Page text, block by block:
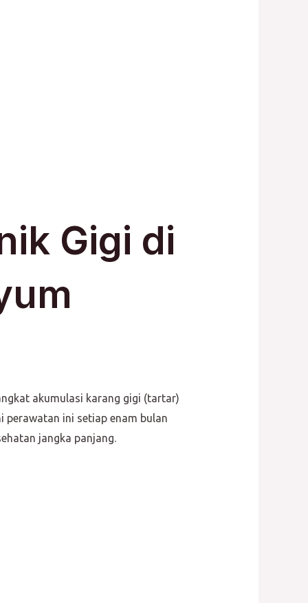
Gigi di
akumulasi karang gigi (tartar)
perawatan ini setiap enam bulan
jangka panjang.